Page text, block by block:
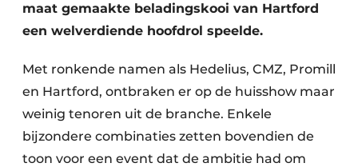
maat gemaakte beladingskooi van Hartford
een welverdiende hoofdrol speelde.
Met ronkende namen als Hedelius, CMZ, Promill
en Hartford, ontbraken er op de huisshow maar
weinig tenoren uit de branche. Enkele
bijzondere combinaties zetten bovendien de
toon voor een event dat de ambitie had om